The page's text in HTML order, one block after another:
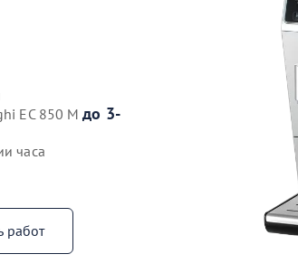
EC 850 Mдо 3-
часа
работ